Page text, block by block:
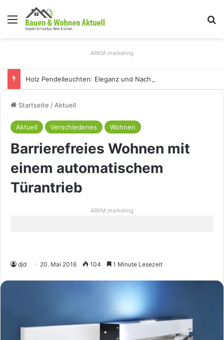
Menü
ARKM.marketing
Startseite / Aktuell
Aktuell Verschiedenes Wohnen
Barrierefreies Wohnen mit
einem automatischem
Türantrieb
ARKM.marketing
djd 20. Mai 2016 104 1 Minute Lesezeit